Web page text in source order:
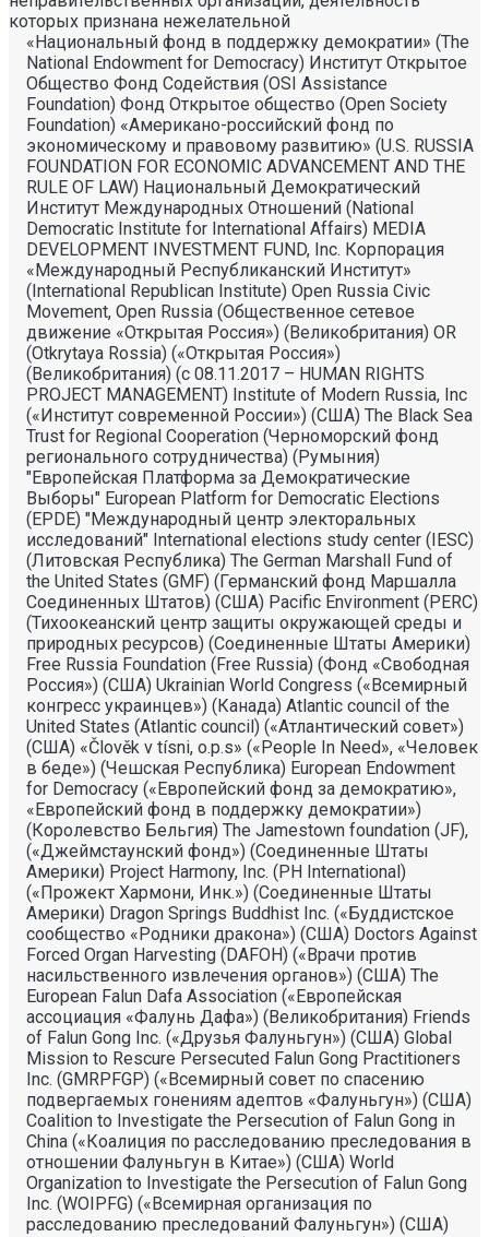
которых признана нежелательной
«Национальный фонд в поддержку демократии» (The
National Endowment for Democracy) Институт Открытое
Общество Фонд Содействия (OSI Assistance
Foundation) Фонд Открытое общество (Open Society
Foundation) «Американо-российский фонд по
экономическому и правовому развитию» (U.S. RUSSIA
FOUNDATION FOR ECONOMIC ADVANCEMENT AND THE
RULE OF LAW) Национальный Демократический
Институт Международных Отношений (National
Democratic Institute for International Affairs) MEDIA
DEVELOPMENT INVESTMENT FUND, Inc. Корпорация
«Международный Республиканский Институт»
(International Republican Institute) Open Russia Civic
Movement, Open Russia (Общественное сетевое
движение «Открытая Россия») (Великобритания) OR
(Otkrytaya Rossia) («Открытая Россия»)
(Великобритания) (с 08.11.2017 – HUMAN RIGHTS
PROJECT MANAGEMENT) Institute of Modern Russia, Inc
(«Институт современной России») (США) The Black Sea
Trust for Regional Cooperation (Черноморский фонд
регионального сотрудничества) (Румыния)
"Европейская Платформа за Демократические
Выборы" European Platform for Democratic Elections
(EPDE) "Международный центр электоральных
исследований" International elections study center (IESC)
(Литовская Республика) The German Marshall Fund of
the United States (GMF) (Германский фонд Маршалла
Соединенных Штатов) (США) Pacific Environment (PERC)
(Тихоокеанский центр защиты окружающей среды и
природных ресурсов) (Соединенные Штаты Америки)
Free Russia Foundation (Free Russia) (Фонд «Свободная
Россия») (США) Ukrainian World Congress («Всемирный
конгресс украинцев») (Канада) Atlantic council of the
United States (Atlantic council) («Атлантический совет»)
(США) «Člověk v tísni, o.p.s» («People In Need», «Человек
в беде») (Чешская Республика) European Endowment
for Democracy («Европейский фонд за демократию»,
«Европейский фонд в поддержку демократии»)
(Королевство Бельгия) The Jamestown foundation (JF),
(«Джеймстаунский фонд») (Соединенные Штаты
Америки) Project Harmony, Inc. (PH International)
(«Прожект Хармони, Инк.») (Соединенные Штаты
Америки) Dragon Springs Buddhist Inc. («Буддистское
сообщество «Родники дракона») (США) Doctors Against
Forced Organ Harvesting (DAFOH) («Врачи против
насильственного извлечения органов») (США) The
European Falun Dafa Association («Европейская
ассоциация «Фалунь Дафа») (Великобритания) Friends
of Falun Gong Inc. («Друзья Фалуньгун») (США) Global
Mission to Rescure Persecuted Falun Gong Practitioners
Inc. (GMRPFGP) («Всемирный совет по спасению
подвергаемых гонениям адептов «Фалуньгун») (США)
Coalition to Investigate the Persecution of Falun Gong in
China («Коалиция по расследованию преследования в
отношении Фалуньгун в Китае») (США) World
Organization to Investigate the Persecution of Falun Gong
Inc. (WOIPFG) («Всемирная организация по
расследованию преследований Фалуньгун») (США)